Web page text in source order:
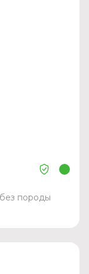
породы